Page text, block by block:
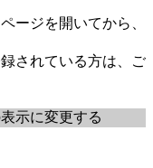
ージを開いてから、
されている方は、ご
示に変更する